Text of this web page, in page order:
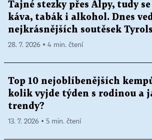
Tajné stezky přes Alpy, tudy
káva, tabák i alkohol. Dnes
nejkrásnějších soutěsek
28. 7. 2026 ▪ 4 min. čtení
Top 10 nejoblíbenějších
kolik vyjde týden s rodinou a
trendy?
13. 7. 2026 ▪ 5 min. čtení